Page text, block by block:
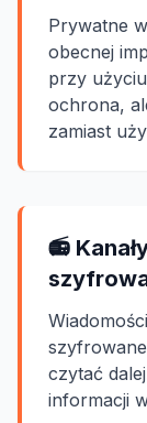
Prywatne
obecnej
przy
ochrona,
zamiast
📻
czytać
informacji